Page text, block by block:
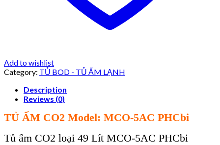
Add to wishlist
Category: TỦ BOD - TỦ ẤM LẠNH
Description
Reviews (0)
TỦ ẤM CO2 Model: MCO-5AC PHCbi
Tủ ấm CO2 loại 49 Lít MCO-5AC PHCbi